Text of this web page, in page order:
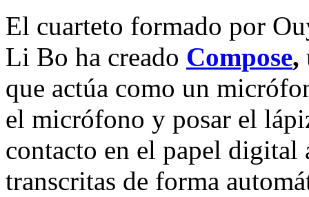
El cuarteto formado por
Li Bo ha creado Compose,
que actúa como un
el micrófono y posar el
contacto en el papel digital
transcritas de forma